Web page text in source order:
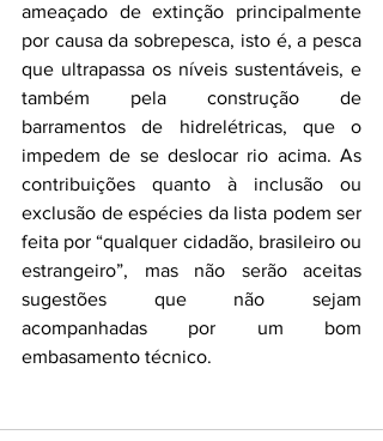
ameaçado de extinção principalmente
por causa da sobrepesca, isto é, a pesca
que ultrapassa os níveis sustentáveis, e
também pela construção de
barramentos de hidrelétricas, que o
impedem de se deslocar rio acima. As
contribuições quanto à inclusão ou
exclusão de espécies da lista podem ser
feita por “qualquer cidadão, brasileiro ou
estrangeiro”, mas não serão aceitas
sugestões que não sejam
acompanhadas por um bom
embasamento técnico.